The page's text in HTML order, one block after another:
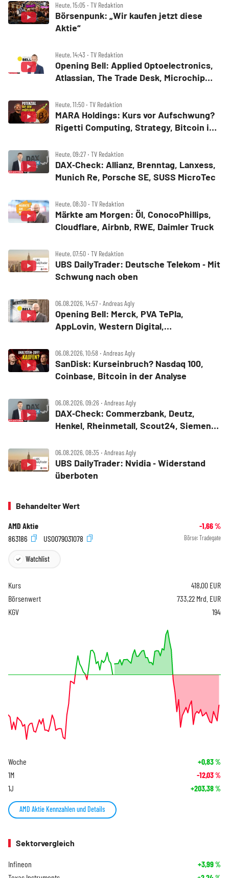
Heute, 15:05 ‧ TV Redaktion
Börsenpunk: „Wir kaufen jetzt diese
Aktie“
Heute, 14:43 ‧ TV Redaktion
Opening Bell: Applied Optoelectronics,
Atlassian, The Trade Desk, Microchip
Digital
Heute, 11:50 ‧ TV Redaktion
MARA Holdings: Kurs vor Aufschwung?
Rigetti Computing, Strategy, Bitcoin in
Heute, 09:27 ‧ TV Redaktion
DAX‑Check: Allianz, Brenntag, Lanxess,
Munich Re, Porsche SE, SUSS MicroTec
Heute, 08:30 ‧ TV Redaktion
Märkte am Morgen: Öl, ConocoPhillips,
Cloudflare, Airbnb, RWE, Daimler Truck
Heute, 07:50 ‧ TV Redaktion
UBS DailyTrader: Deutsche Telekom ‑ Mit
Schwung nach oben
06.08.2026, 14:57 ‧ Andreas Agly
Opening Bell: Merck, PVA TePla,
AppLovin, Western Digital,
06.08.2026, 10:58 ‧ Andreas Agly
SanDisk: Kurseinbruch? Nasdaq 100,
Coinbase, Bitcoin in der Analyse
06.08.2026, 09:26 ‧ Andreas Agly
DAX‑Check: Commerzbank, Deutz,
Henkel, Rheinmetall, Scout24, Siemens,
06.08.2026, 08:35 ‧ Andreas Agly
UBS DailyTrader: Nvidia ‑ Widerstand
überboten
Behandelter Wert
AMD Aktie -1,66%
863186
US0079031078 Börse: Tradegate
Watchlist
Kurs 418,00 EUR
Börsenwert
733,22 Mrd. EUR
KGV
194
Woche +0,83%
1M -12,03%
1J +203,38%
AMD Aktie Kennzahlen und Details
Sektorvergleich
Infineon +3,99%